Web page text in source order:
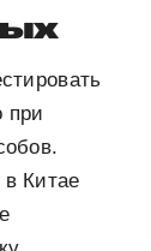
при
Китае